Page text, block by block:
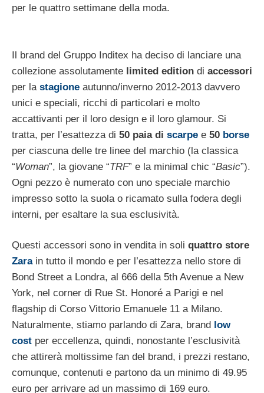
per le quattro settimane della moda.
Il brand del Gruppo Inditex ha deciso di lanciare una
collezione assolutamente limited edition di accessori
per la stagione autunno/inverno 2012-2013 davvero
unici e speciali, ricchi di particolari e molto
accattivanti per il loro design e il loro glamour. Si
tratta, per l’esattezza di 50 paia di scarpe e 50 borse
per ciascuna delle tre linee del marchio (la classica
“Woman”, la giovane “TRF” e la minimal chic “Basic”).
Ogni pezzo è numerato con uno speciale marchio
impresso sotto la suola o ricamato sulla fodera degli
interni, per esaltare la sua esclusività.
Questi accessori sono in vendita in soli quattro store
Zarain tutto il mondo e per l’esattezza nello store di
Bond Street a Londra, al 666 della 5th Avenue a New
York, nel corner di Rue St. Honoré a Parigi e nel
flagship di Corso Vittorio Emanuele 11 a Milano.
Naturalmente, stiamo parlando di Zara, brand low
cost per eccellenza, quindi, nonostante l’esclusività
che attirerà moltissime fan del brand, i prezzi restano,
comunque, contenuti e partono da un minimo di 49.95
euro per arrivare ad un massimo di 169 euro.